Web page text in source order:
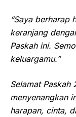
“Saya berharap
keranjang
Paskah ini.
keluargamu.”
Selamat Paskah
menyenangkan
harapan, cinta,